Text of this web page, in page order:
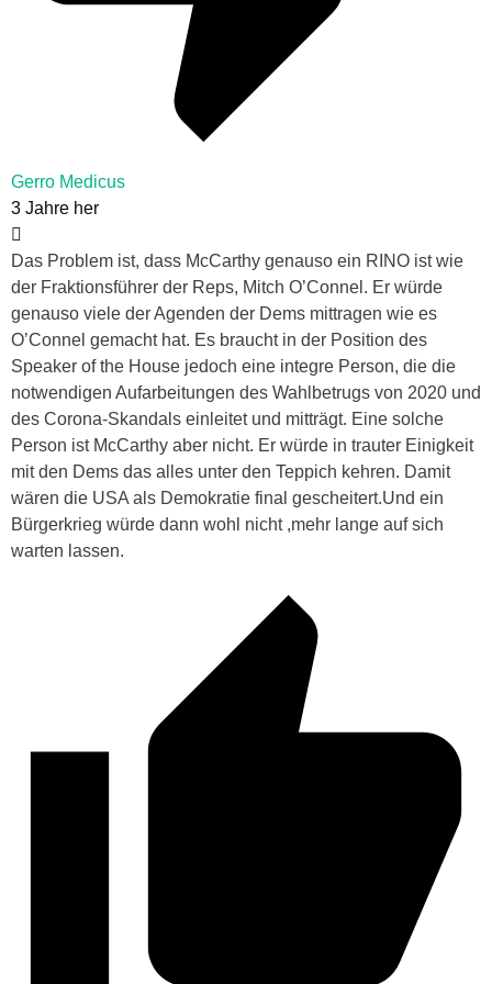
Gerro Medicus
3 Jahre her
Das Problem ist, dass McCarthy genauso ein RINO ist wie
der Fraktionsführer der Reps, Mitch O’Connel. Er würde
genauso viele der Agenden der Dems mittragen wie es
O’Connel gemacht hat. Es braucht in der Position des
Speaker of the House jedoch eine integre Person, die die
notwendigen Aufarbeitungen des Wahlbetrugs von 2020 und
des Corona-Skandals einleitet und mitträgt. Eine solche
Person ist McCarthy aber nicht. Er würde in trauter Einigkeit
mit den Dems das alles unter den Teppich kehren. Damit
wären die USA als Demokratie final gescheitert.Und ein
Bürgerkrieg würde dann wohl nicht ,mehr lange auf sich
warten lassen.